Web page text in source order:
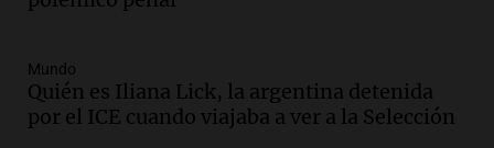
Audio.
un pozo de 17 metros en Nueva Córdoba
Panorama Federal
Mundo
Quién es Iliana Lick, la argentina detenida
por el ICE cuando viajaba a ver a la Selección